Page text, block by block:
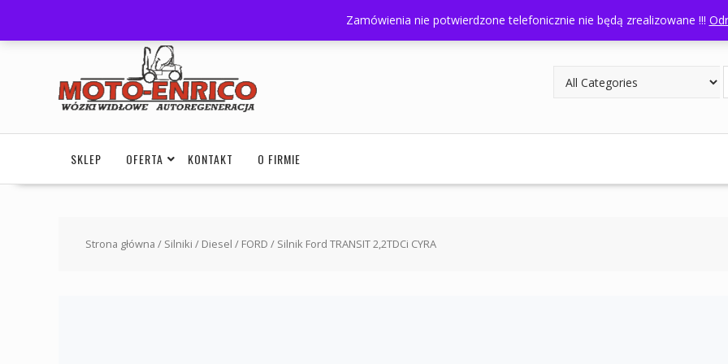
Zamówienia nie potwierdzone telefonicznie nie będą zrealizowane !!!
Godziny otwarcia: 8:00- 16:00
SKLEP OFERTA KONTAKT O FIRMIE
Strona główna / Silniki / Diesel / FORD / Silnik Ford TRANSIT 2,2TDCi CYRA